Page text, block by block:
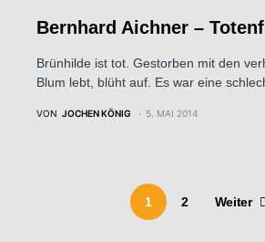
Bernhard Aichner –
Brünhilde ist tot. Gestorben mit den
Blum lebt, blüht auf. Es war eine
VON JOCHEN KÖNIG 5. MAI 2014
1 2 Weiter